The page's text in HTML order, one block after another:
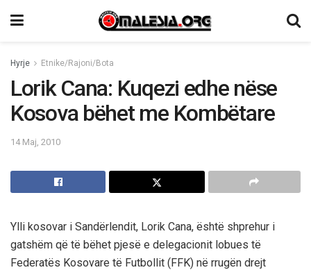
Hyrje Etnike/Rajoni/Bota
Lorik Cana: Kuqezi edhe nëse
Kosova bëhet me Kombëtare
14 Maj, 2010
Ylli kosovar i Sandërlendit, Lorik Cana, është shprehur i
gatshëm që të bëhet pjesë e delegacionit lobues të
Federatës Kosovare të Futbollit (FFK) në rrugën drejt